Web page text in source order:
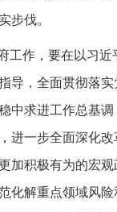
步伐。
工作，要在以习
导，全面贯彻落
中求进工作总基
进一步全面深化
加积极有为的宏观
化解重点领域风